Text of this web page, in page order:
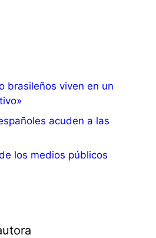
brasileños viven en un
acuden a las
los medios públicos